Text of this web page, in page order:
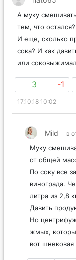
А муку
тем, что остался?
И еще, сколько
сока? И как
или
3 -1
17.10.18 10:02
Mild в
Муку
от общей
По соку все
винограда.
литра из 2,8
Давить
Но
жмых,
вот шнековая